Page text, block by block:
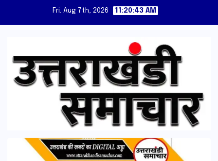
Fri. Aug 7th, 2026 11:20:44 AM